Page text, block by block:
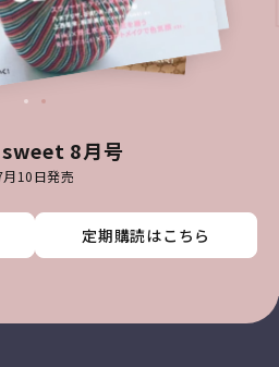
8月号
月10日発売
定期購読はこちら
定期購読はこちら
定期購読はこちら
定期購読はこちら